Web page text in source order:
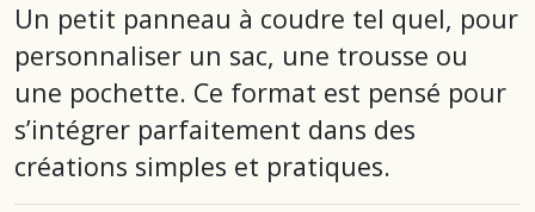
Un petit panneau à coudre tel quel, pour
personnaliser un sac, une trousse ou
une pochette. Ce format est pensé pour
s’intégrer parfaitement dans des
créations simples et pratiques.